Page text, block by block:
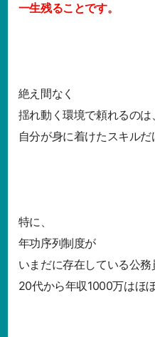
一生残ることです。
絶え間なく
揺れ動く環境で頼れるのは、
自分が身に着けたスキルだ
特に、
年功序列制度が
いまだに存在している公務
20代から年収1000万はほ